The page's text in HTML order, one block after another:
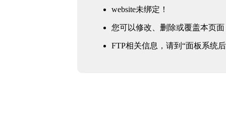
website未绑定！
您可以修改、删除或覆盖本页面
FTP相关信息，请到“面板系统